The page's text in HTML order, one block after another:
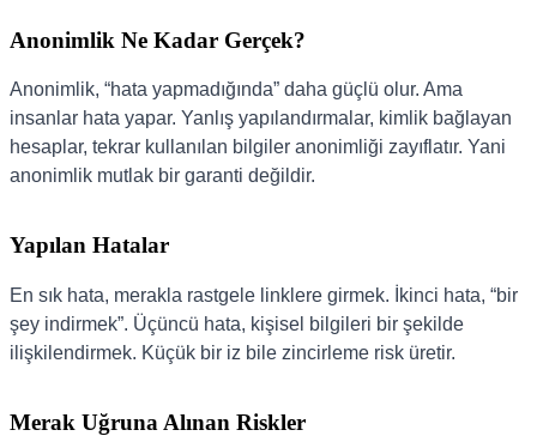
Anonimlik Ne Kadar Gerçek?
Anonimlik, “hata yapmadığında” daha güçlü olur. Ama
insanlar hata yapar. Yanlış yapılandırmalar, kimlik bağlayan
hesaplar, tekrar kullanılan bilgiler anonimliği zayıflatır. Yani
anonimlik mutlak bir garanti değildir.
Yapılan Hatalar
En sık hata, merakla rastgele linklere girmek. İkinci hata, “bir
şey indirmek”. Üçüncü hata, kişisel bilgileri bir şekilde
ilişkilendirmek. Küçük bir iz bile zincirleme risk üretir.
Merak Uğruna Alınan Riskler